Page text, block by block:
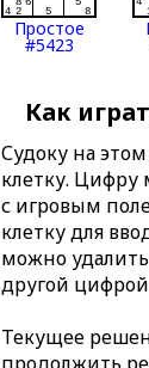
Простое
#5423
Как
Судоку на
клетку. Цифру
с игровым
клетку для
можно
другой
Текущее